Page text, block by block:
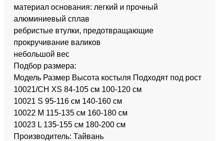
материал основания: легкий и прочный
алюминиевый сплав
ребристые втулки, предотвращающие
прокручивание валиков
небольшой вес
Подбор размера:
Модель Размер Высота костыля Подходят под рост
10021/CH XS 84-105 см 100-120 см
10021 S 95-116 см 140-160 см
10022 M 115-135 см 160-180 см
10023 L 135-155 см 180-200 см
Производитель: Тайвань